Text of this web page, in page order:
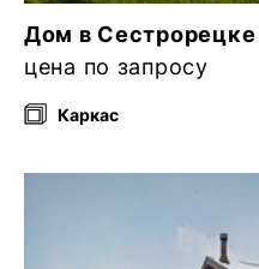
Дом в Сестрорецке
цена по запросу
Каркас